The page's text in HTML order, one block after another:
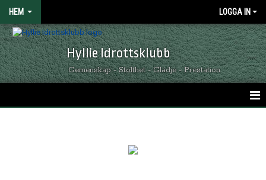
HEM LOGGA IN
Hyllie Idrottsklubb
Gemenskap - Stolthet - Glädje - Prestation